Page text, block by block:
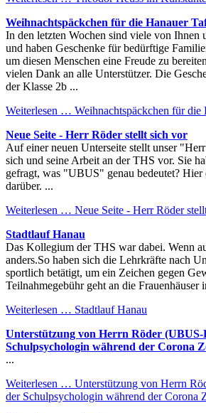
Weihnachtspäckchen für die Hanauer
In den letzten Wochen sind viele von Ihnen
und haben Geschenke für bedürftige
um diesen Menschen eine Freude zu
vielen Dank an alle Unterstützer. Die
der Klasse 2b ...
Weiterlesen … Weihnachtspäckchen für die
Neue Seite - Herr Röder stellt sich vor
Auf einer neuen Unterseite stellt unser
sich und seine Arbeit an der THS vor. Sie
gefragt, was "UBUS" genau bedeutet? Hier
darüber. ...
Weiterlesen … Neue Seite - Herr Röder
Stadtlauf Hanau
Das Kollegium der THS war dabei. Wenn
anders.So haben sich die Lehrkräfte nach
sportlich betätigt, um ein Zeichen gegen
Teilnahmegebühr geht an die Frauenhäuser
Weiterlesen … Stadtlauf Hanau
Unterstützung von Herrn Röder
Schulpsychologin während der Corona
...
Weiterlesen … Unterstützung von Herrn
der Schulpsychologin während der Corona